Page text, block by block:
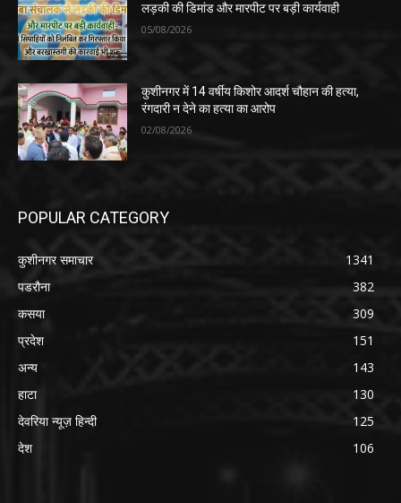
लड़की की डिमांड और मारपीट पर बड़ी कार्यवाही
05/08/2026
कुशीनगर में 14 वर्षीय किशोर आदर्श चौहान की हत्या,
रंगदारी न देने का हत्या का आरोप
02/08/2026
POPULAR CATEGORY
कुशीनगर समाचार
1341
पडरौना
382
कसया
309
प्रदेश
151
अन्य
143
हाटा
130
देवरिया न्यूज़ हिन्दी
125
देश
106